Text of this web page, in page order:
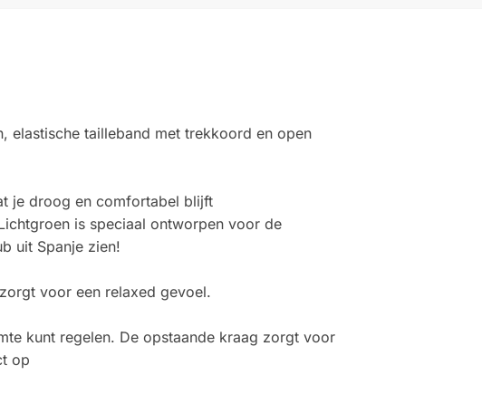
elastische tailleband met trekkoord en open
je droog en comfortabel blijft
is speciaal ontworpen voor de
uit Spanje zien!
voor een relaxed gevoel.
kunt regelen. De opstaande kraag zorgt voor
op